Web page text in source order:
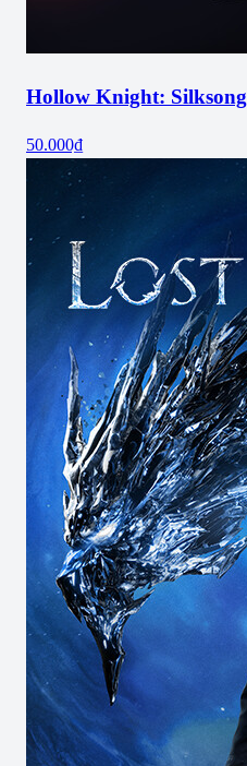
Hollow Knight: Silksong
50.000₫